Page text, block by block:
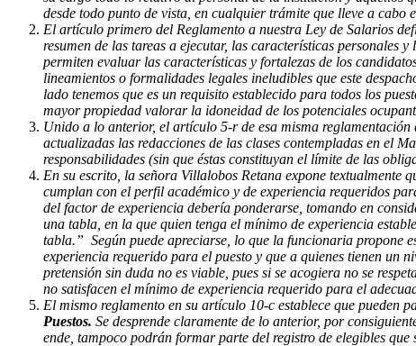
desde todo punto de vista, en cualquier trámite que lleve a cabo
El artículo primero del Reglamento a nuestra Ley de Salarios
resumen de las tareas a ejecutar, las características personales
permiten evaluar las características y fortalezas de los
lineamientos o formalidades legales ineludibles que este
lado tenemos que es un requisito establecido para todos los
mayor propiedad valorar la idoneidad de los potenciales
Unido a lo anterior, el artículo 5-r de esa misma reglamentación
actualizadas las redacciones de las clases contempladas en el
responsabilidades (sin que éstas constituyan el límite de las
En su escrito, la señora Villalobos Retana expone
cumplan con el perfil académico y de experiencia requeridos
del factor de experiencia debería ponderarse, tomando en
una tabla, en la que quien tenga el mínimo de experiencia
tabla.” Según puede apreciarse, lo que la funcionaria propone
experiencia requerido para el puesto y que a quienes tienen un
pretensión sin duda no es viable, pues si se acogiera no se
no satisfacen el mínimo de experiencia requerido para el
El mismo reglamento en su artículo 10-c establece que pueden
Puestos. Se desprende claramente de lo anterior, por
ende, tampoco podrán formar parte del registro de elegibles que